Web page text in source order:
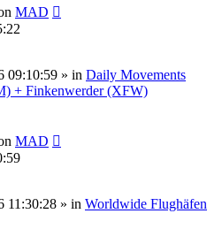
MAD
09:10:59 » in Daily Movements
+ Finkenwerder (XFW)
MAD
11:30:28 » in Worldwide Flughäfen